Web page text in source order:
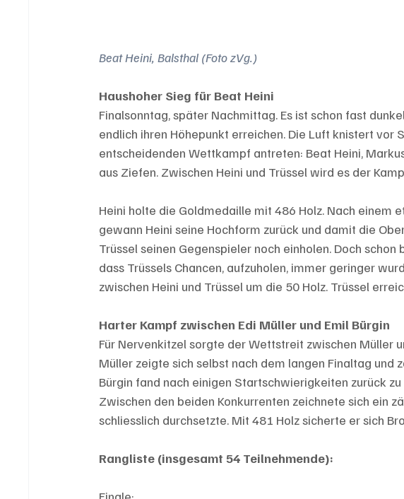
Beat Heini, Balsthal (Foto zVg.)
Haushoher Sieg für Beat Heini
Finalsonntag, später Nachmittag. Es ist schon fast
endlich ihren Höhepunkt erreichen. Die Luft knistert vor
entscheidenden Wettkampf antreten: Beat Heini,
aus Ziefen. Zwischen Heini und Trüssel wird es der
Heini holte die Goldmedaille mit 486 Holz. Nach einem
gewann Heini seine Hochform zurück und damit die
Trüssel seinen Gegenspieler noch einholen. Doch
dass Trüssels Chancen, aufzuholen, immer geringer
zwischen Heini und Trüssel um die 50 Holz. Trüssel
Harter Kampf zwischen Edi Müller und Emil Bürgin
Für Nervenkitzel sorgte der Wettstreit zwischen Müller
Müller zeigte sich selbst nach dem langen Finaltag und
Bürgin fand nach einigen Startschwierigkeiten zurück
Zwischen den beiden Konkurrenten zeichnete sich ein
schliesslich durchsetzte. Mit 481 Holz sicherte er sich
Rangliste (insgesamt 54 Teilnehmende):